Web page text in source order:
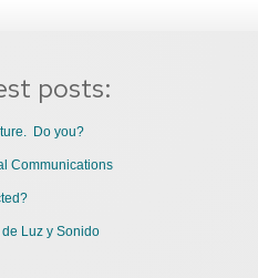
posts:
Do you?
Communications
Luz y Sonido